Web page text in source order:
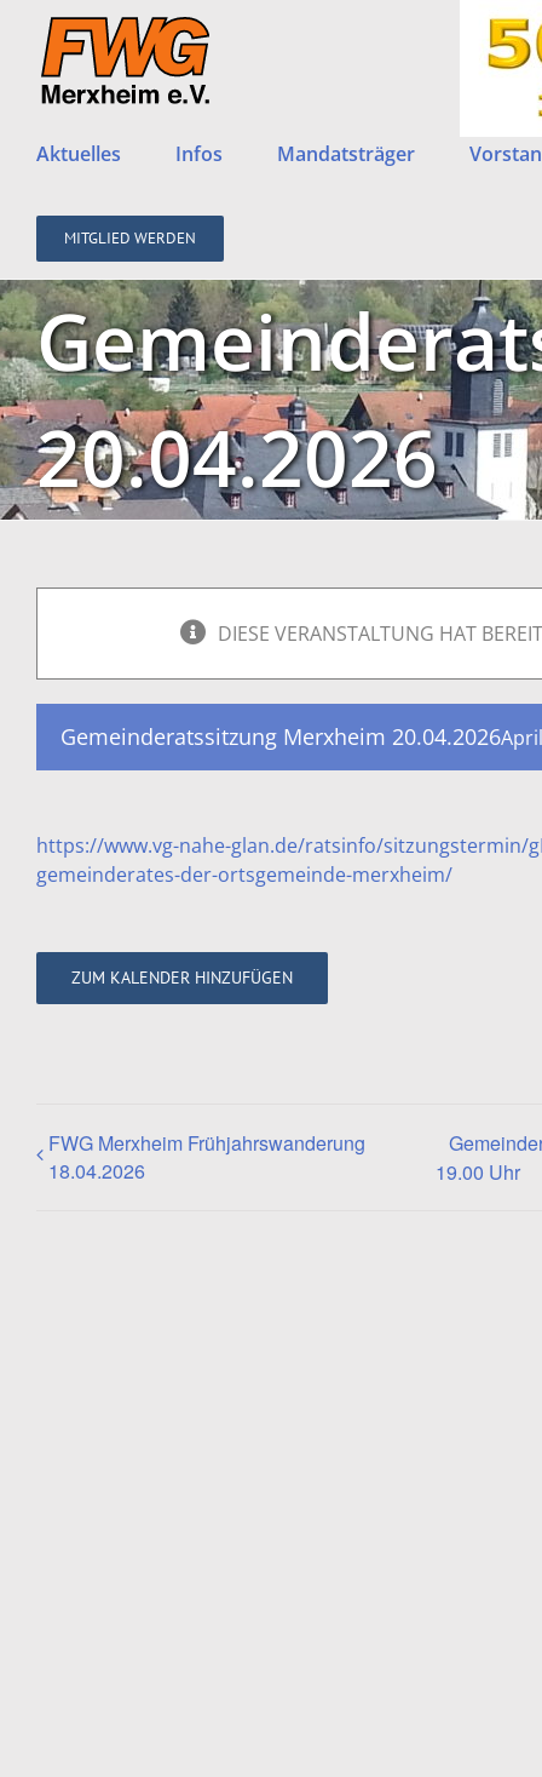
Inhalt
springen
Aktuelles Infos Mandatsträger
MITGLIED WERDEN
20.04.2026
DIESE VERANSTALTUNG HAT
Gemeinderatssitzung Merxheim 20.04.2026
https://www.vg-nahe-glan.de/ratsinfo/sitzungstermin/
gemeinderates-der-ortsgemeinde-merxheim/
ZUM KALENDER HINZUFÜGEN
FWG Merxheim Frühjahrswanderung
18.04.2026
19.00 Uhr